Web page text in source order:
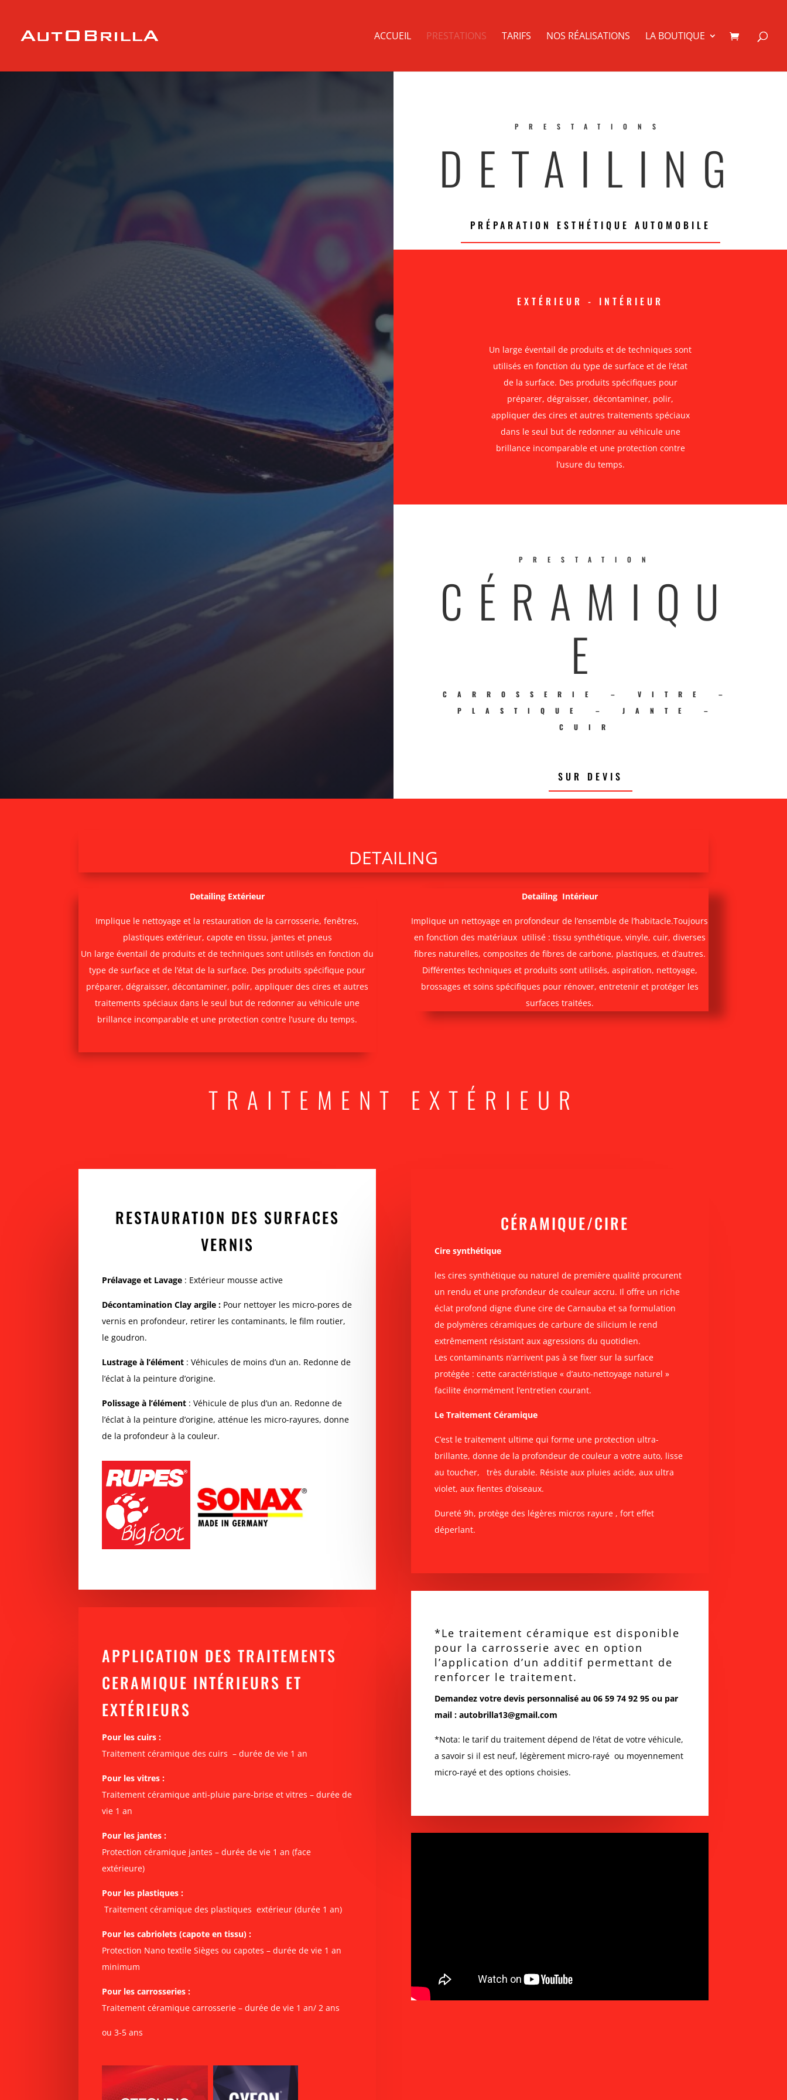
ACCUEIL PRESTATIONS TARIFS NOS RÉALISATIONS LA BOUTIQUE
PRESTATIONS
DETAILING
PRÉPARATION ESTHÉTIQUE AUTOMOBILE
EXTÉRIEUR - INTÉRIEUR
Un large éventail de produits et de techniques sont
utilisés en fonction du type de surface et de l’état
de la surface. Des produits spécifiques pour
préparer, dégraisser, décontaminer, polir,
appliquer des cires et autres traitements spéciaux
dans le seul but de redonner au véhicule une
brillance incomparable et une protection contre
l’usure du temps.
PRESTATION
CÉRAMIQU
E
CARROSSERIE – VITRE –
PLASTIQUE – JANTE –
CUIR
SUR DEVIS
DETAILING
Detailing Extérieur
Implique le nettoyage et la restauration de la carrosserie, fenêtres,
plastiques extérieur, capote en tissu, jantes et pneus
Un large éventail de produits et de techniques sont utilisés en fonction du
type de surface et de l’état de la surface. Des produits spécifique pour
préparer, dégraisser, décontaminer, polir, appliquer des cires et autres
traitements spéciaux dans le seul but de redonner au véhicule une
brillance incomparable et une protection contre l’usure du temps.
Detailing Intérieur
Implique un nettoyage en profondeur de l’ensemble de l’habitacle.Toujours
en fonction des matériaux utilisé : tissu synthétique, vinyle, cuir, diverses
fibres naturelles, composites de fibres de carbone, plastiques, et d’autres.
Différentes techniques et produits sont utilisés, aspiration, nettoyage,
brossages et soins spécifiques pour rénover, entretenir et protéger les
surfaces traitées.
TRAITEMENT EXTÉRIEUR
RESTAURATION DES SURFACES
VERNIS
Prélavage et Lavage : Extérieur mousse active
Décontamination Clay argile : Pour nettoyer les micro-pores de
vernis en profondeur, retirer les contaminants, le film routier,
le goudron.
Lustrage à l’élément : Véhicules de moins d’un an. Redonne de
l’éclat à la peinture d’origine.
Polissage à l’élément : Véhicule de plus d’un an. Redonne de
l’éclat à la peinture d’origine, atténue les micro-rayures, donne
de la profondeur à la couleur.
APPLICATION DES TRAITEMENTS
CERAMIQUE INTÉRIEURS ET
EXTÉRIEURS
Pour les cuirs :
Traitement céramique des cuirs– durée de vie 1 an
Pour les vitres :
Traitement céramique anti-pluie pare-brise et vitres– durée de
vie 1 an
Pour les jantes :
Protection céramique jantes – durée de vie 1 an (face
extérieure)
Pour les plastiques :
Traitement céramique des plastiques extérieur (durée 1 an)
Pour les cabriolets (capote en tissu) :
Protection Nano textile Sièges ou capotes – durée de vie 1 an
minimum
Pour les carrosseries :
Traitement céramique carrosserie– durée de vie 1 an/ 2 ans
ou 3-5 ans
CÉRAMIQUE/CIRE
Cire synthétique
les cires synthétique ou naturel de première qualité procurent
un rendu et une profondeur de couleur accru. Il offre un riche
éclat profond digne d’une cire de Carnauba et sa formulation
de polymères céramiques de carbure de silicium le rend
extrêmement résistant aux agressions du quotidien.
Les contaminants n’arrivent pas à se fixer sur la surface
protégée : cette caractéristique « d’auto-nettoyage naturel »
facilite énormément l’entretien courant.
Le Traitement Céramique
C’est le traitement ultime qui forme une protection ultra-
brillante, donne de la profondeur de couleur a votre auto, lisse
au toucher, très durable. Résiste aux pluies acide, aux ultra
violet, aux fientes d’oiseaux.
Dureté 9h, protège des légères micros rayure , fort effet
déperlant.
*Le traitement céramique est disponible
pour la carrosserie avec en option
l’application d’un additif permettant de
renforcer le traitement.
Demandez votre devis personnalisé au 06 59 74 92 95 ou par
mail : autobrilla13@gmail.com
*Nota: le tarif du traitement dépend de l’état de votre véhicule,
a savoir si il est neuf, légèrement micro-rayé ou moyennement
micro-rayé et des options choisies.